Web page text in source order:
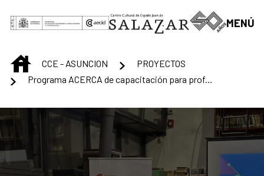
MENÚ
INICIOCCE - ASUNCION
PROYECTOS
Programa ACERCA de capacitación para profesionales en el sector cultural